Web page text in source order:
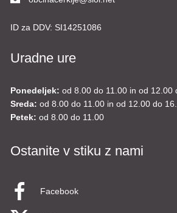
ID za DDV: SI14251086
Uradne ure
Ponedeljek: od 8.00 do 11.00 in od 12.00
Sreda: od 8.00 do 11.00 in od 12.00 do
Petek: od 8.00 do 11.00
Ostanite v stiku z nami
Facebook